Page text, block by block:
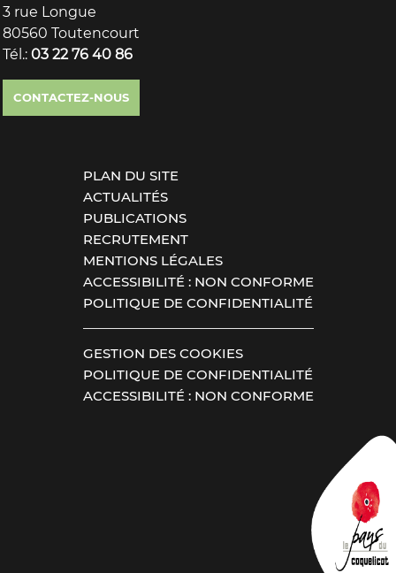
3 rue Longue
80560 Toutencourt
Tél.: 03 22 76 40 86
CONTACTEZ-NOUS
PLAN DU SITE
ACTUALITÉS
PUBLICATIONS
RECRUTEMENT
MENTIONS LÉGALES
ACCESSIBILITÉ : NON CONFORME
POLITIQUE DE CONFIDENTIALITÉ
GESTION DES COOKIES
POLITIQUE DE CONFIDENTIALITÉ
ACCESSIBILITÉ : NON CONFORME